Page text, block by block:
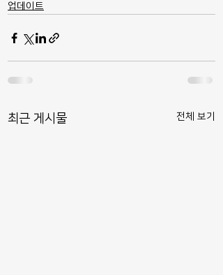
업데이트
최근 게시물 전체 보기